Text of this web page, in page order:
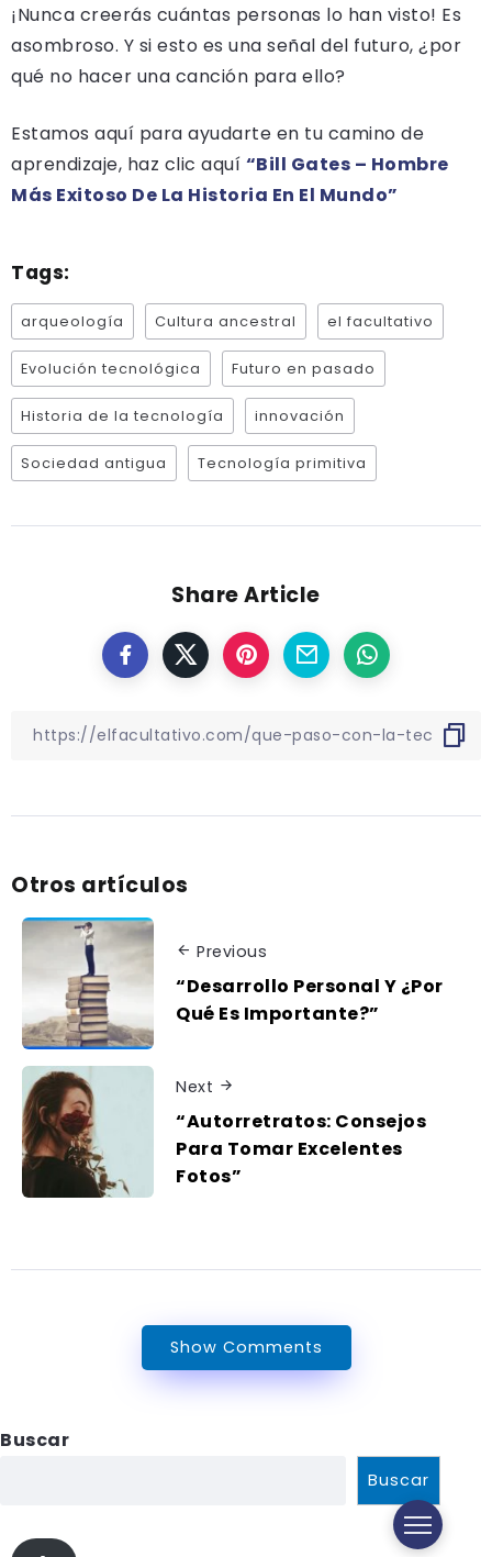
¡Nunca creerás cuántas personas lo han visto! Es
asombroso. Y si esto es una señal del futuro, ¿por
qué no hacer una canción para ello?
Estamos aquí para ayudarte en tu camino de
aprendizaje, haz clic aquí “Bill Gates – Hombre
Más Exitoso De La Historia En El Mundo”
Tags:
arqueología Cultura ancestral el facultativo
Evolución tecnológica Futuro en pasado
Historia de la tecnología innovación
Sociedad antigua Tecnología primitiva
Share Article
Otros artículos
Previous
“Desarrollo Personal Y ¿Por
Qué Es Importante?”
Next
“Autorretratos: Consejos
Para Tomar Excelentes
Fotos”
Show Comments
Buscar
Buscar